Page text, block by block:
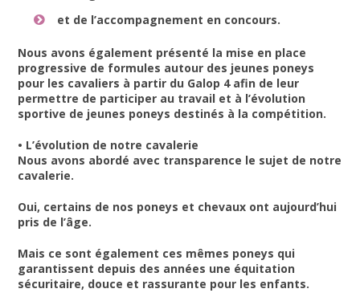
et de l’accompagnement en concours.
Nous avons également présenté la mise en place
progressive de formules autour des jeunes poneys
pour les cavaliers à partir du Galop 4 afin de leur
permettre de participer au travail et à l’évolution
sportive de jeunes poneys destinés à la compétition.
• L’évolution de notre cavalerie
Nous avons abordé avec transparence le sujet de notre
cavalerie.
Oui, certains de nos poneys et chevaux ont aujourd’hui
pris de l’âge.
Mais ce sont également ces mêmes poneys qui
garantissent depuis des années une équitation
sécuritaire, douce et rassurante pour les enfants.